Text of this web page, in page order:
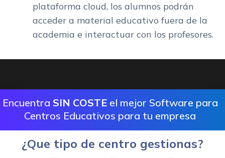
plataforma cloud, los alumnos podrán
acceder a material educativo fuera de la
academia e interactuar con los profesores.
Encuentra SIN COSTEel mejor Software para
Centros Educativos para tu empresa
¿Que tipo de centro gestionas?